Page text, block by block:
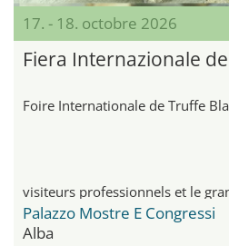
17. - 18. octobre 2026
Fiera Internazionale
Foire Internationale de Truffe
visiteurs professionnels et le
Palazzo Mostre E Congressi
Alba